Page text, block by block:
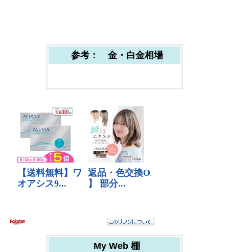
参考： 金・白金相場
My Web 棚